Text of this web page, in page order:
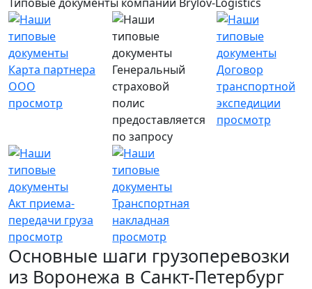
Карта партнера
ООО
просмотр
Генеральный
страховой
полис
предоставляется
по запросу
Договор
транспортной
экспедиции
просмотр
Акт приема-
передачи груза
просмотр
Транспортная
накладная
просмотр
Основные шаги грузоперевозки
из Воронежа в Санкт-Петербург